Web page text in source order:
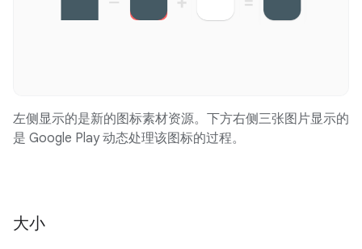
左侧显示的是新的图标素材资源。下方右侧三张图片显示的
是 Google Play 动态处理该图标的过程。
大小